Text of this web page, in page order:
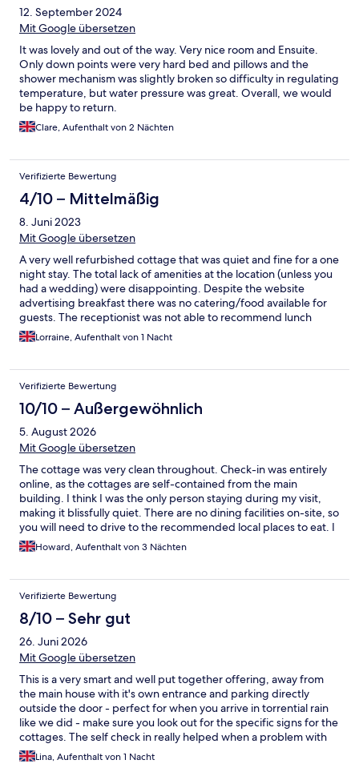
12. September 2024
Mit Google übersetzen
It was lovely and out of the way. Very nice room and Ensuite.
Only down points were very hard bed and pillows and the
shower mechanism was slightly broken so difficulty in regulating
temperature, but water pressure was great. Overall, we would
be happy to return.
Clare, Aufenthalt von 2 Nächten
Verifizierte Bewertung
4/10 – Mittelmäßig
8. Juni 2023
Mit Google übersetzen
A very well refurbished cottage that was quiet and fine for a one
night stay. The total lack of amenities at the location (unless you
had a wedding) were disappointing. Despite the website
advertising breakfast there was no catering/food available for
guests. The receptionist was not able to recommend lunch
options/restaurants. The customer service was very poor - polite
but handed us a key and that was it on arrival. The lock was
departure the Manor was locked and there was no key drop box
- we managed to find a Gardner to hand the key to. Very
impersonal overall. The cottage is very small.
Lorraine, Aufenthalt von 1 Nacht
Verifizierte Bewertung
10/10 – Außergewöhnlich
5. August 2026
Mit Google übersetzen
The cottage was very clean throughout. Check-in was entirely
online, as the cottages are self-contained from the main
building. I think I was the only person staying during my visit,
making it blissfully quiet. There are no dining facilities on-site, so
you will need to drive to the recommended local places to eat. I
didn't actually try any of them, as I was using the cottage as a
base to visit family. I will definitely look to book here again next
Howard, Aufenthalt von 3 Nächten
Verifizierte Bewertung
8/10 – Sehr gut
26. Juni 2026
Mit Google übersetzen
This is a very smart and well put together offering, away from
the main house with it's own entrance and parking directly
outside the door - perfect for when you arrive in torrential rain
like we did - make sure you look out for the specific signs for the
cottages. The self check in really helped when a problem with
our car meant we were unlikely to arrive late into the evening,
and the staff were very quick to respond when I messaged
Lina, Aufenthalt von 1 Nacht